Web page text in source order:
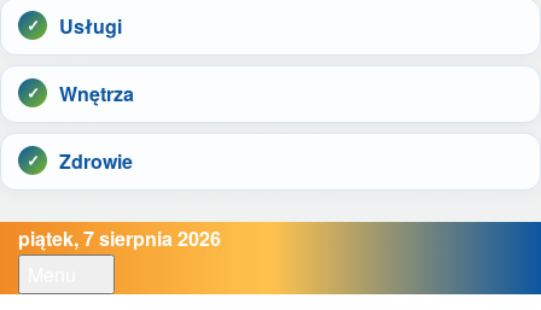
Usługi
Wnętrza
Zdrowie
piątek, 7 sierpnia 2026